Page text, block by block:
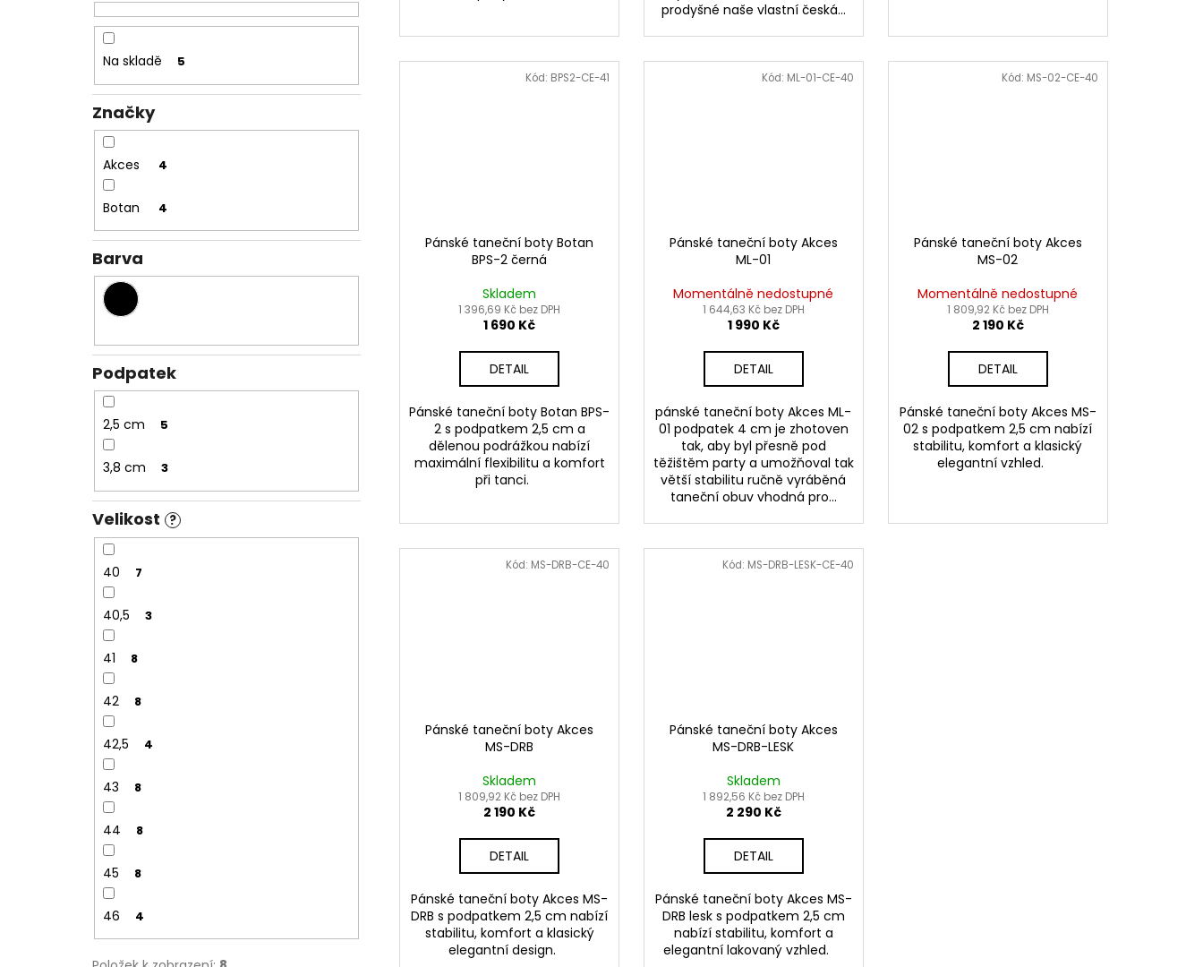
Na skladě 5
Značky
Akces 4
Botan 4
Barva
Podpatek
2,5 cm 5
3,8 cm 3
Velikost ?
40 7
40,5 3
41 8
42 8
42,5 4
43 8
44 8
45 8
46 4
prodyšné naše vlastní česká...
Pánské taneční boty Botan
BPS-2 černá
Skladem
1 396,69 Kč bez DPH
1 690 Kč
DETAIL
Pánské taneční boty Botan BPS-
2 s podpatkem 2,5 cm a
dělenou podrážkou nabízí
maximální flexibilitu a komfort
při tanci.
Kód: BPS2-CE-41
Pánské taneční boty Akces
ML-01
Momentálně nedostupné
1 644,63 Kč bez DPH
1 990 Kč
DETAIL
pánské taneční boty Akces ML-
01 podpatek 4 cm je zhotoven
tak, aby byl přesně pod
těžištěm party a umožňoval tak
větší stabilitu ručně vyráběná
taneční obuv vhodná pro...
Kód: ML-01-CE-40
Pánské taneční boty Akces
MS-02
Momentálně nedostupné
1 809,92 Kč bez DPH
2 190 Kč
DETAIL
Pánské taneční boty Akces MS-
02 s podpatkem 2,5 cm nabízí
stabilitu, komfort a klasický
elegantní vzhled.
Kód: MS-02-CE-40
Pánské taneční boty Akces
MS-DRB
Skladem
1 809,92 Kč bez DPH
2 190 Kč
DETAIL
Pánské taneční boty Akces MS-
DRB s podpatkem 2,5 cm nabízí
stabilitu, komfort a klasický
elegantní design.
Kód: MS-DRB-CE-40
Pánské taneční boty Akces
MS-DRB-LESK
Skladem
1 892,56 Kč bez DPH
2 290 Kč
DETAIL
Pánské taneční boty Akces MS-
DRB lesk s podpatkem 2,5 cm
nabízí stabilitu, komfort a
elegantní lakovaný vzhled.
Kód: MS-DRB-LESK-CE-40